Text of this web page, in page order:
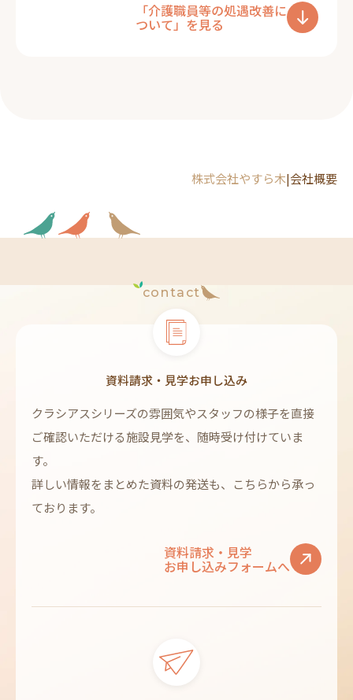
「介護職員等の処遇改善に
ついて」を見る
株式会社やすら木|会社概要
contact
資料請求・見学お申し込み
クラシアスシリーズの雰囲気やスタッフの様子を直接
ご確認いただける施設見学を、随時受け付けていま
す。
詳しい情報をまとめた資料の発送も、こちらから承っ
ております。
資料請求・見学
お申し込みフォームへ